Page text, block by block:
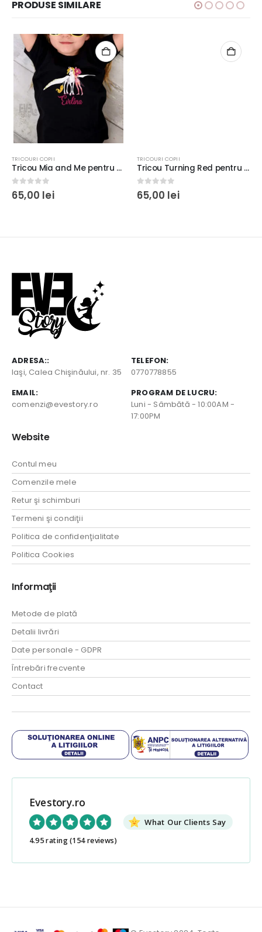
PRODUSE SIMILARE
TRICOURI COPII
Tricou Mia and Me pentru fetiţe rezistent la spălări, bumbac 100%, regular fit, culoare alb/negru
0 out of 5
65,00 lei
TRICOURI COPII
Tricou Turning Red pentru copii, rezistent la spălări, bumbac 100%, regular fit, culoare alb/negru
0 out of 5
65,00 lei
ADRESA::
Iaşi, Calea Chişinăului, nr. 35
TELEFON:
0770778855
EMAIL:
comenzi@evestory.ro
PROGRAM DE LUCRU:
Luni - Sâmbătă - 10:00AM -
17:00PM
Website
Contul meu
Comenzile mele
Retur şi schimburi
Termeni şi condiţii
Politica de confidenţialitate
Politica Cookies
Informaţii
Metode de plată
Detalii livrări
Date personale - GDPR
Întrebări frecvente
Contact
Evestory.ro
What Our Clients Say
4.95 rating(154 reviews)